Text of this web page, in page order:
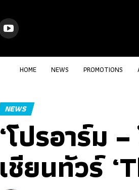
HOME NEWS PROMOTIONS
NEWS
‘โปรอาร์ม
เชียนทัวร์